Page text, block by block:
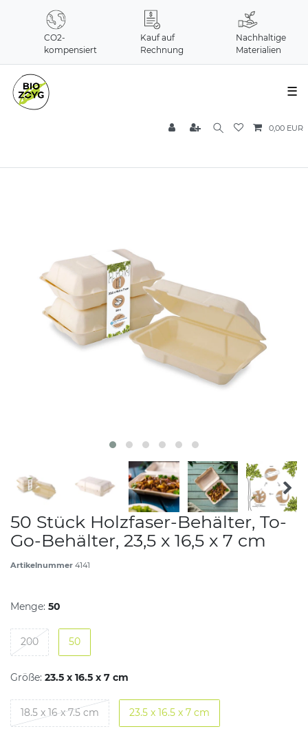
CO2-
kompensiert
Kauf auf
Rechnung
Nachhaltige
Materialien
☰
0,00 EUR
50 Stück Holzfaser-Behälter, To-
Go-Behälter, 23,5 x 16,5 x 7 cm
Artikelnummer 4141
Menge: 50
200 50
Größe: 23.5 x 16.5 x 7 cm
18.5 x 16 x 7.5 cm 23.5 x 16.5 x 7 cm